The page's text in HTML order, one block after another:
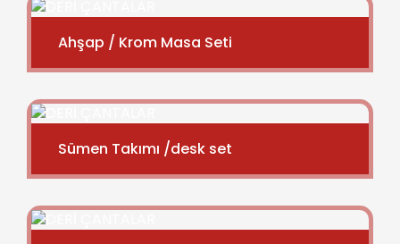
Ahşap / Krom Masa Seti
Sümen Takımı /desk set